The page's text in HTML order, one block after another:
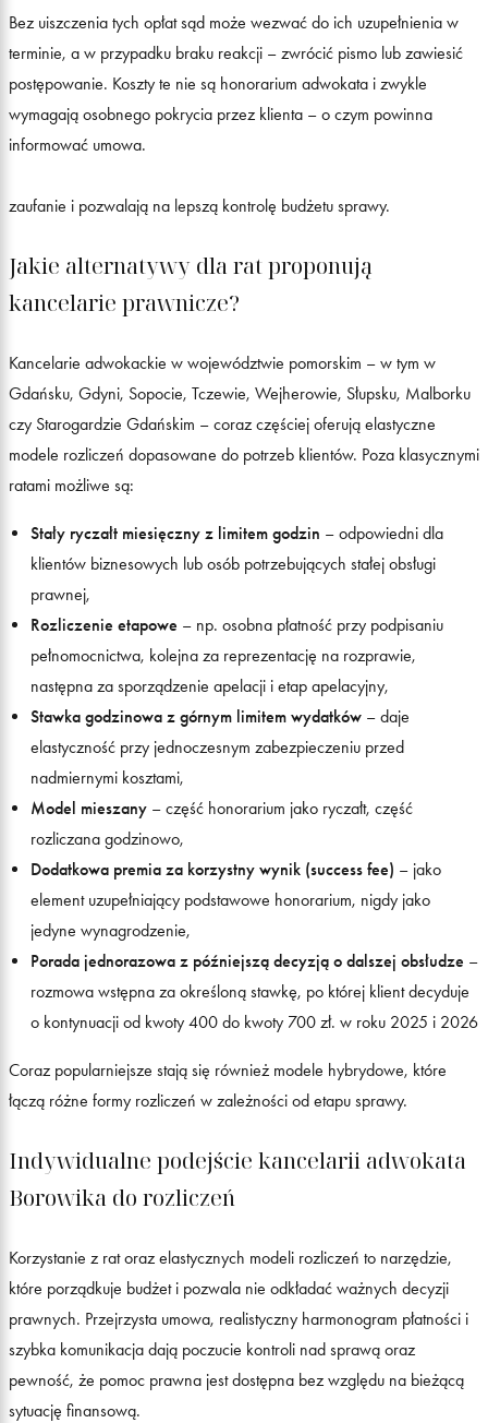
Bez uiszczenia tych opłat sąd może wezwać do ich uzupełnienia w
terminie, a w przypadku braku reakcji – zwrócić pismo lub zawiesić
postępowanie. Koszty te nie są honorarium adwokata i zwykle
wymagają osobnego pokrycia przez klienta – o czym powinna
informować umowa.
zaufanie i pozwalają na lepszą kontrolę budżetu sprawy.
Jakie alternatywy dla rat proponują
kancelarie prawnicze?
Kancelarie adwokackie w województwie pomorskim – w tym w
Gdańsku, Gdyni, Sopocie, Tczewie, Wejherowie, Słupsku, Malborku
czy Starogardzie Gdańskim – coraz częściej oferują elastyczne
modele rozliczeń dopasowane do potrzeb klientów. Poza klasycznymi
ratami możliwe są:
Stały ryczałt miesięczny z limitem godzin – odpowiedni dla
klientów biznesowych lub osób potrzebujących stałej obsługi
prawnej,
Rozliczenie etapowe – np. osobna płatność przy podpisaniu
pełnomocnictwa, kolejna za reprezentację na rozprawie,
następna za sporządzenie apelacji i etap apelacyjny,
Stawka godzinowa z górnym limitem wydatków – daje
elastyczność przy jednoczesnym zabezpieczeniu przed
nadmiernymi kosztami,
Model mieszany – część honorarium jako ryczałt, część
rozliczana godzinowo,
Dodatkowa premia za korzystny wynik (success fee) – jako
element uzupełniający podstawowe honorarium, nigdy jako
jedyne wynagrodzenie,
Porada jednorazowa z późniejszą decyzją o dalszej obsłudze –
rozmowa wstępna za określoną stawkę, po której klient decyduje
o kontynuacji od kwoty 400 do kwoty 700 zł. w roku 2025 i 2026
Coraz popularniejsze stają się również modele hybrydowe, które
łączą różne formy rozliczeń w zależności od etapu sprawy.
Indywidualne podejście kancelarii adwokata
Borowika do rozliczeń
Korzystanie z rat oraz elastycznych modeli rozliczeń to narzędzie,
które porządkuje budżet i pozwala nie odkładać ważnych decyzji
prawnych. Przejrzysta umowa, realistyczny harmonogram płatności i
szybka komunikacja dają poczucie kontroli nad sprawą oraz
pewność, że pomoc prawna jest dostępna bez względu na bieżącą
sytuację finansową.